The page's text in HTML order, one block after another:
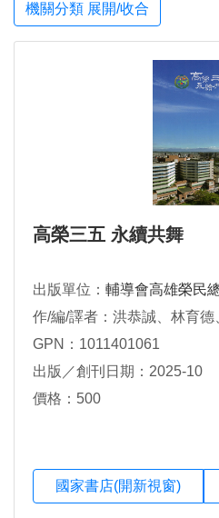
機關分類 展開/收合
高榮三五 永續共舞
出版單位： 輔導會高雄榮民
作/編/譯者：洪恭誠、林育
GPN：1011401061
出版／創刊日期：2025-10
價格：500
國家書店(開新視窗)